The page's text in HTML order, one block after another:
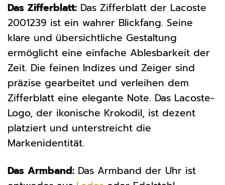
Das Zifferblatt: Das Zifferblatt der Lacoste
2001239 ist ein wahrer Blickfang. Seine
klare und übersichtliche Gestaltung
ermöglicht eine einfache Ablesbarkeit der
Zeit. Die feinen Indizes und Zeiger sind
präzise gearbeitet und verleihen dem
Zifferblatt eine elegante Note. Das Lacoste-
Logo, der ikonische Krokodil, ist dezent
platziert und unterstreicht die
Markenidentität.
Das Armband: Das Armband der Uhr ist